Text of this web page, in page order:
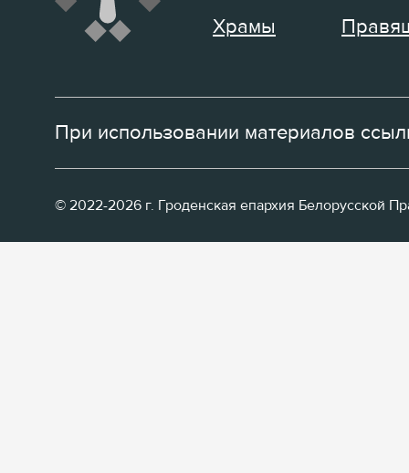
Храмы
При использовании материалов
© 2022-2026 г. Гроденская епархия Белорусской